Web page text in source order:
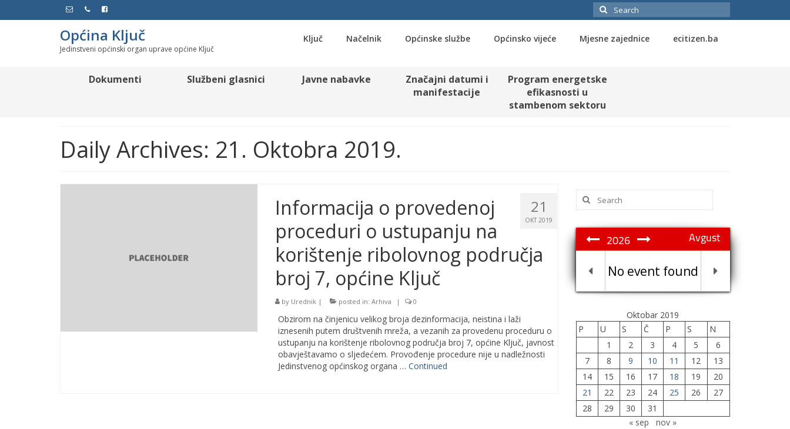
Search
for:
Općina Ključ
Jedinstveni općinski organ uprave općine Ključ
Ključ Načelnik Općinske službe Općinsko vijeće Mjesne zajednice ecitizen.ba
Dokumenti Službeni glasnici Javne nabavke
Značajni datumi i
manifestacije
Program energetske
efikasnosti u
stambenom sektoru
Daily Archives: 21. Oktobra 2019.
21
OKT 2019
Informacija o provedenoj
proceduri o ustupanju na
korištenje ribolovnog područja
broj 7, općine Ključ
by Urednik| posted in: Arhiva | 0
Obzirom na činjenicu velikog broja dezinformacija, neistina i laži
iznesenih putem društvenih mreža, a vezanih za provedenu proceduru o
ustupanju na korištenje ribolovnog područja broj 7, općine Ključ, javnost
obavještavamo o sljedećem. Provođenje procedure nije u nadležnosti
Jedinstvenog općinskog organa … Continued
Search
for:
Avgust
2026
No event found
Oktobar 2019
P
U S Č P S
N
1
2 3 4 5
6
7
8 9 10 11 12
13
14
15 16 17 18 19
20
21
22 23 24 25 26
27
28
29 30
31
« sep
nov »